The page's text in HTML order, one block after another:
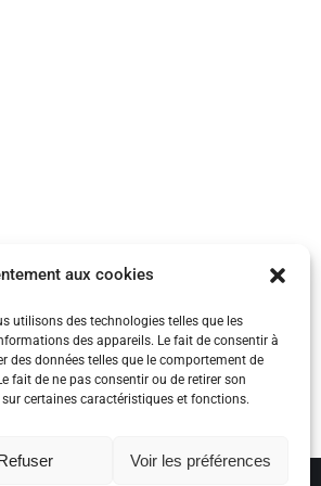
aux cookies
utilisons des technologies telles que les
des appareils. Le fait de consentir à
des données telles que le comportement de
fait de ne pas consentir ou de retirer son
certaines caractéristiques et fonctions.
Voir les préférences
Internationale de
de l’Ecole